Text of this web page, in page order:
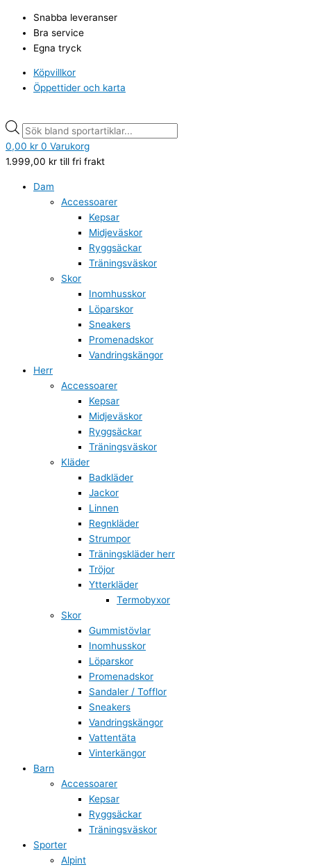
innehåll
Snabba leveranser
Bra service
Egna tryck
Köpvillkor
Öppettider och karta
search
0,00 kr 0 Varukorg
1.999,00 kr till fri frakt
Dam
Accessoarer
Kepsar
Midjeväskor
Ryggsäckar
Träningsväskor
Skor
Inomhusskor
Löparskor
Sneakers
Promenadskor
Vandringskängor
Herr
Accessoarer
Kepsar
Midjeväskor
Ryggsäckar
Träningsväskor
Kläder
Badkläder
Jackor
Linnen
Regnkläder
Strumpor
Träningskläder herr
Tröjor
Ytterkläder
Termobyxor
Skor
Gummistövlar
Inomhusskor
Löparskor
Promenadskor
Sandaler / Tofflor
Sneakers
Vandringskängor
Vattentäta
Vinterkängor
Barn
Accessoarer
Kepsar
Ryggsäckar
Träningsväskor
Sporter
Alpint
search
ARMOUR
Tech
mängd